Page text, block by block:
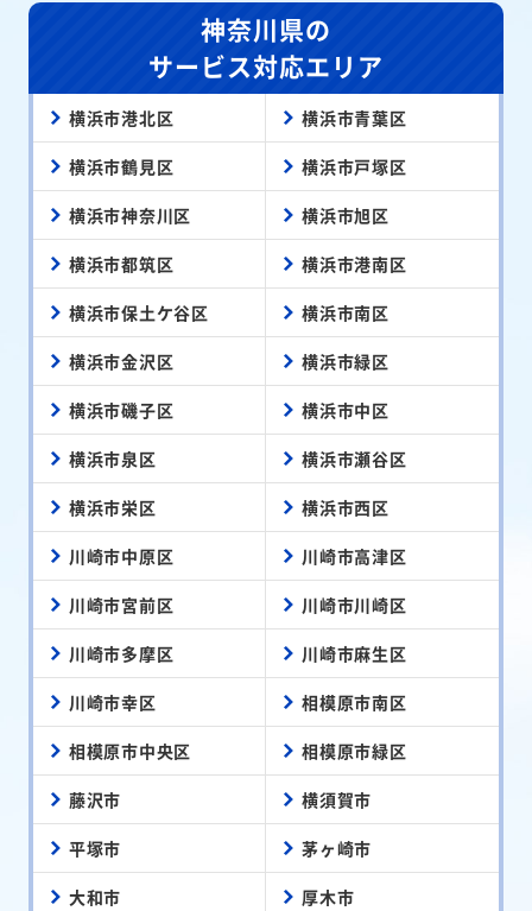
神奈川県の
サービス対応エリア
横浜市港北区 横浜市青葉区
横浜市鶴見区 横浜市戸塚区
横浜市神奈川区 横浜市旭区
横浜市都筑区 横浜市港南区
横浜市保土ケ谷区 横浜市南区
横浜市金沢区 横浜市緑区
横浜市磯子区 横浜市中区
横浜市泉区 横浜市瀬谷区
横浜市栄区 横浜市西区
川崎市中原区 川崎市高津区
川崎市宮前区 川崎市川崎区
川崎市多摩区 川崎市麻生区
川崎市幸区 相模原市南区
相模原市中央区 相模原市緑区
藤沢市 横須賀市
平塚市 茅ヶ崎市
大和市 厚木市